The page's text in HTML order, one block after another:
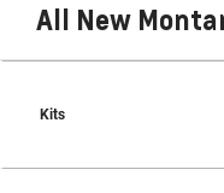
All New
Kits